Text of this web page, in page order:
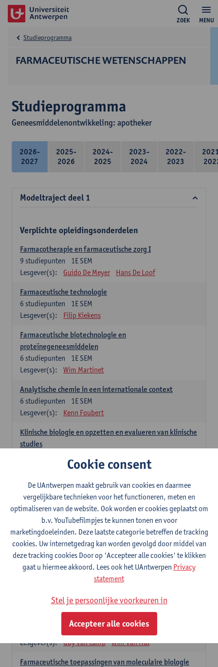
MENU
ZOEK
FARMACEUTISCHE WETENSCHAPPEN
Studieprogramma
Studieprogramma
Geneesmiddelenontwikkeling: apotheker
2026-
2027
2025-
2026
2024-
2025
2023-
2024
2022-
2023
Modeltraject deel 1
Verplichte opleidingsonderdelen
Farmacotherapie en farmaceutische zorg I
1E SEM
9 studiepunten
Lesgever(s):
Guido De Meyer Hans De Loof
Farmaceutische technologie
1E SEM
6 studiepunten
Lesgever(s):
Filip Kiekens
Farmaceutische biotechnologie en
proteïnegeneesmiddelen
1E SEM
6 studiepunten
Lesgever(s):
Wim Martinet
Analytische chemie in een internationale context
1E SEM
6 studiepunten
Lesgever(s):
Kenn Foubert
Klinische biologie en opzetten en evalueren van klinische
studies
Kathleen Deiteren
Judith Leurs
Glenn A L Van Den Bosch
Annick Van Riel
Ellen Verhavert
Steven Weekx
Apotheekstage I
2E SEM
12studiepunten
Lesgever(s):
Hans De Loof
Guido De Meyer
Filip Kiekens
Dominique Jans
Farmacotherapie en farmaceutische zorg II
Lesgever(s):
Hans De Loof
Genetica en farmacogenetica
2E SEM
Lesgever(s):
Guy Van Camp Wim Van Hul
Farmaceutische toepassingen van moleculaire biologie
Cookie consent
De UAntwerpen maakt gebruik van cookies en daarmee
vergelijkbare technieken voor het functioneren, meten en
optimaliseren van de website. Ook worden er cookies geplaatst om
b.v. YouTubefilmpjes te kunnen tonen en voor
marketingdoeleinden. Deze laatste categorie betreffen de tracking
cookies. Uw internetgedrag kan worden gevolgd door middel van
deze tracking cookies Door op 'Accepteer alle cookies' te klikken
gaat u hiermee akkoord. Lees ook het UAntwerpen Privacy
statement
Stel je persoonlijke voorkeuren in
Accepteer alle cookies